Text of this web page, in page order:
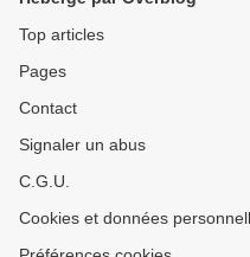
Top articles
Pages
Contact
Signaler un abus
C.G.U.
Cookies et données